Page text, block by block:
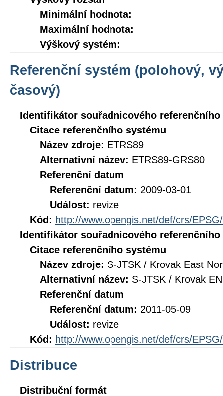
Minimální hodnota:
Maximální hodnota:
Výškový systém:
Referenční systém (polohový,
časový)
Identifikátor souřadnicového referenčního
Citace referenčního systému
Název zdroje: ETRS89
Alternativní název: ETRS89-GRS80
Referenční datum
Referenční datum: 2009-03-01
Událost: revize
Kód: http://www.opengis.net/def/crs/
Identifikátor souřadnicového referenčního
Citace referenčního systému
Název zdroje: S-JTSK / Krovak East
Alternativní název: S-JTSK / Krovak EN
Referenční datum
Referenční datum: 2011-05-09
Událost: revize
Kód: http://www.opengis.net/def/crs/
Distribuce
Distribuční formát